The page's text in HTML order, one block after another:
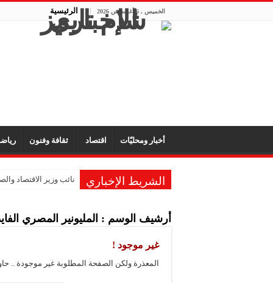
الخميس , 6 أغسطس 2026 الرئيسية
أخبار ومحليّات اقتصاد ثقافة وفنون
الشريط الإخباري نائب وزير الاقتصاد
الشركة العربية أرشيف الوسم : المليونير المصري
غير موجود !
المعذرة ولكن الصفحة المطلوبة غير موجودة ..